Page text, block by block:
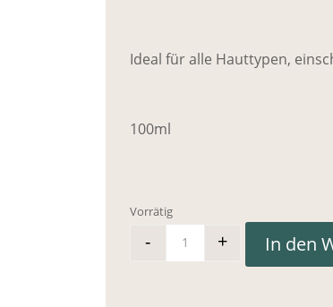
Ideal für alle Hauttypen,
100ml
Vorrätig
YINA Essential Mist
- + In den